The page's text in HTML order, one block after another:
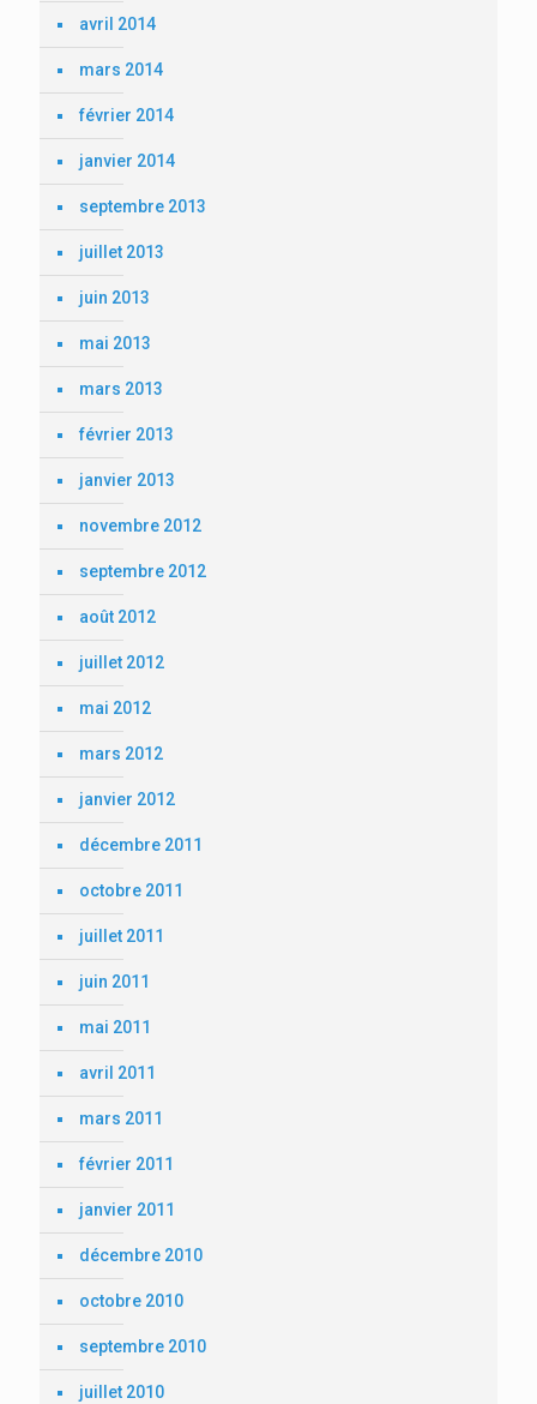
avril 2014
mars 2014
février 2014
janvier 2014
septembre 2013
juillet 2013
juin 2013
mai 2013
mars 2013
février 2013
janvier 2013
novembre 2012
septembre 2012
août 2012
juillet 2012
mai 2012
mars 2012
janvier 2012
décembre 2011
octobre 2011
juillet 2011
juin 2011
mai 2011
avril 2011
mars 2011
février 2011
janvier 2011
décembre 2010
octobre 2010
septembre 2010
juillet 2010